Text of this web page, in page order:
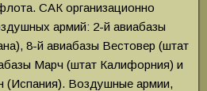
САК организационно
армий: 2-й авиабазы
8-й авиабазы Вестовер (штат
Марч (штат Калифорния) и
(Испания). Воздушные армии,